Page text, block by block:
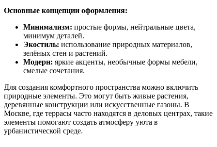
Основные концепции оформления:
Минимализм: простые формы, нейтральные цвета,
минимум деталей.
Экостиль: использование природных материалов,
зелёных стен и растений.
Модерн: яркие акценты, необычные формы мебели,
смелые сочетания.
Для создания комфортного пространства можно включить
природные элементы. Это могут быть живые растения,
деревянные конструкции или искусственные газоны. В
Москве, где террасы часто находятся в деловых центрах, такие
элементы помогают создать атмосферу уюта в
урбанистической среде.